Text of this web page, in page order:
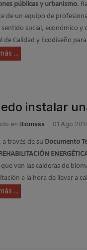
públicas y urbanismo.
de un equipo de
sentido social, económico y
de Calidad y Ecodiseño
...
instalar
en Biomasa 01 Ago
a través de su Documento
ven las calderas de
a la hora de llevar a
...